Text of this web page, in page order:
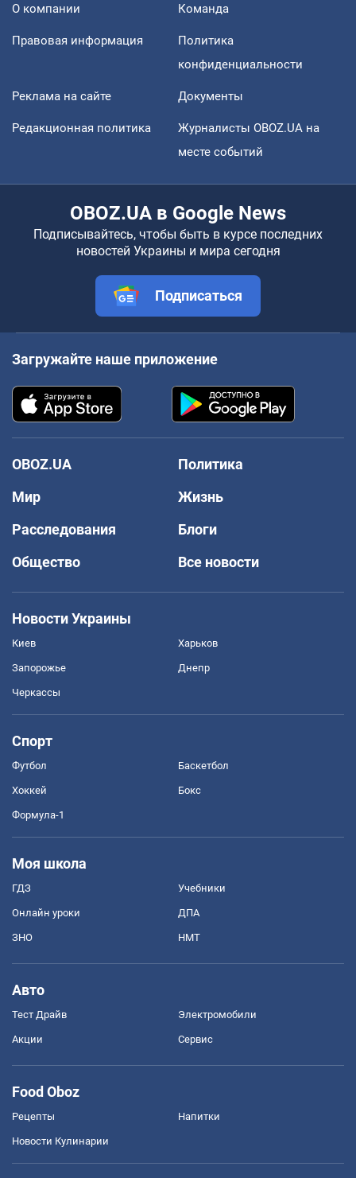
О компании Команда
Правовая информация
Политика
конфиденциальности
Реклама на сайте Документы
Редакционная политика
Журналисты OBOZ.UA на
месте событий
OBOZ.UA в Google News
Подписывайтесь, чтобы быть в курсе последних
новостей Украины и мира сегодня
Подписаться
Загружайте наше приложение
OBOZ.UA
Политика
Мир
Жизнь
Расследования
Блоги
Общество
Все новости
Новости Украины
Киев Харьков
Запорожье Днепр
Черкассы
Спорт
Футбол Баскетбол
Хоккей Бокс
Формула-1
Моя школа
ГДЗ Учебники
Онлайн уроки ДПА
ЗНО НМТ
Авто
Тест Драйв Электромобили
Акции Сервис
Food Oboz
Рецепты Напитки
Новости Кулинарии